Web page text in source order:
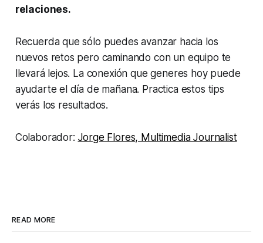
relaciones.
Recuerda que sólo puedes avanzar hacia los
nuevos retos pero caminando con un equipo te
llevará lejos. La conexión que generes hoy puede
ayudarte el día de mañana. Practica estos tips
verás los resultados.
Colaborador: Jorge Flores, Multimedia Journalist
READ MORE